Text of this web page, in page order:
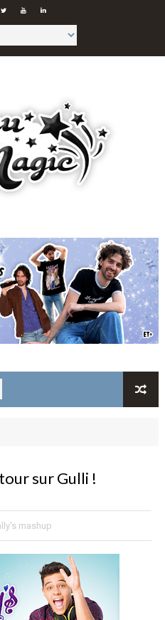
sur Gulli !
mashup